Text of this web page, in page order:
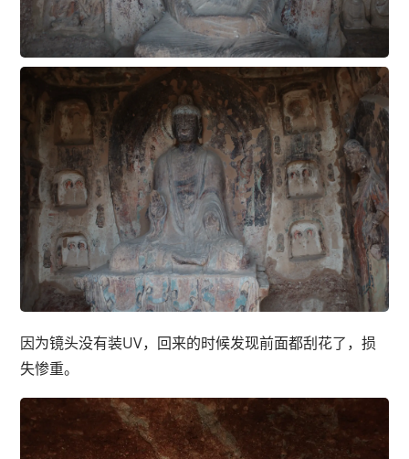
因为镜头没有装UV，回来的时候发现前面都刮花了，损
失惨重。